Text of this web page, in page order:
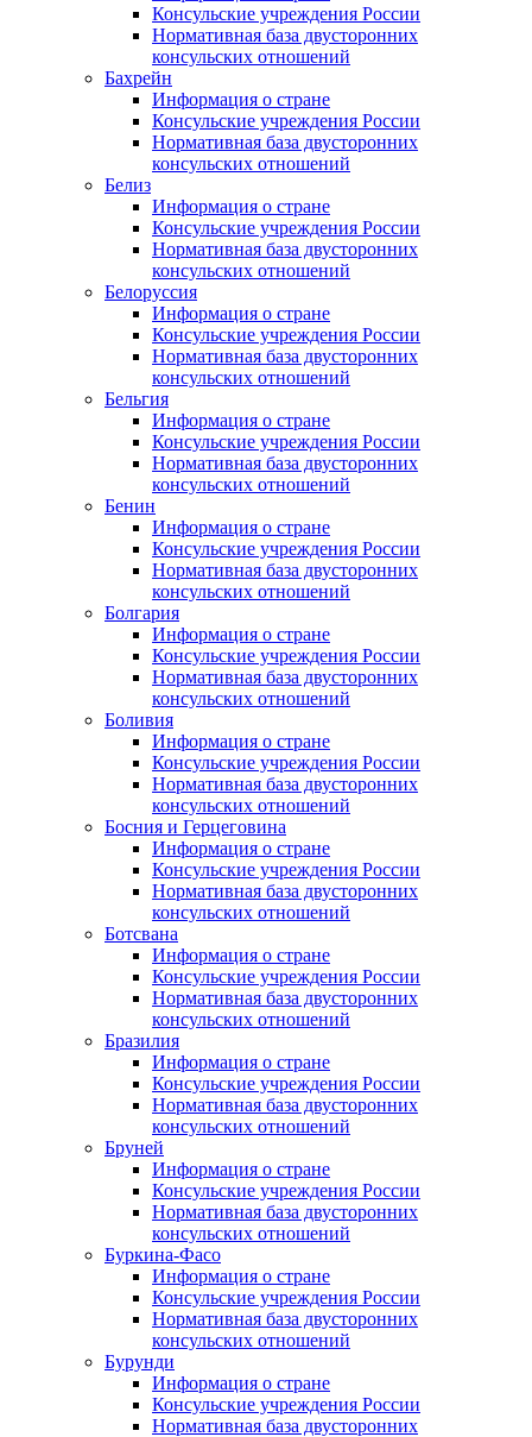
Консульские учреждения России
Нормативная база двусторонних
консульских отношений
Бахрейн
Информация о стране
Консульские учреждения России
Нормативная база двусторонних
консульских отношений
Белиз
Информация о стране
Консульские учреждения России
Нормативная база двусторонних
консульских отношений
Белоруссия
Информация о стране
Консульские учреждения России
Нормативная база двусторонних
консульских отношений
Бельгия
Информация о стране
Консульские учреждения России
Нормативная база двусторонних
консульских отношений
Бенин
Информация о стране
Консульские учреждения России
Нормативная база двусторонних
консульских отношений
Болгария
Информация о стране
Консульские учреждения России
Нормативная база двусторонних
консульских отношений
Боливия
Информация о стране
Консульские учреждения России
Нормативная база двусторонних
консульских отношений
Босния и Герцеговина
Информация о стране
Консульские учреждения России
Нормативная база двусторонних
консульских отношений
Ботсвана
Информация о стране
Консульские учреждения России
Нормативная база двусторонних
консульских отношений
Бразилия
Информация о стране
Консульские учреждения России
Нормативная база двусторонних
консульских отношений
Бруней
Информация о стране
Консульские учреждения России
Нормативная база двусторонних
консульских отношений
Буркина-Фасо
Информация о стране
Консульские учреждения России
Нормативная база двусторонних
консульских отношений
Бурунди
Информация о стране
Консульские учреждения России
Нормативная база двусторонних